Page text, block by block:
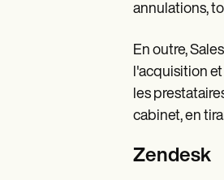
annulations,
En outre,
l'acquisition
les
cabinet, en
Zendesk